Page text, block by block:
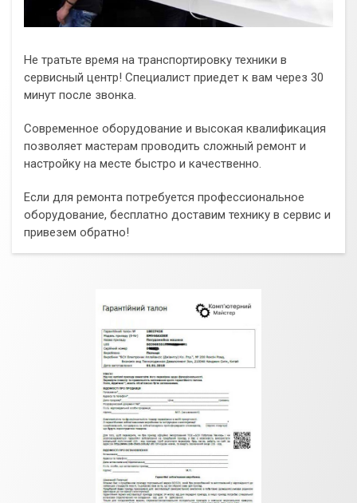
Не тратьте время на транспортировку техники в
сервисный центр! Специалист приедет к вам через 30
минут после звонка.
Современное оборудование и высокая квалификация
позволяет мастерам проводить сложный ремонт и
настройку на месте быстро и качественно.
Если для ремонта потребуется профессиональное
оборудование, бесплатно доставим технику в сервис и
привезем обратно!